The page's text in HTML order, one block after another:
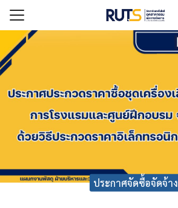
บวิทยาลัยฯ
าน
Search for:
ประกาศจัดซื้อจัดจ้าง